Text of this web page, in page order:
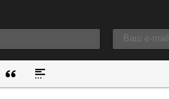
смайликцитаты
Вставка спойлера